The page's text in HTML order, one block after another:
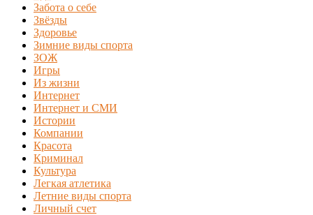
Забота о себе
Звёзды
Здоровье
Зимние виды спорта
ЗОЖ
Игры
Из жизни
Интернет
Интернет и СМИ
Истории
Компании
Красота
Криминал
Культура
Легкая атлетика
Летние виды спорта
Личный счет